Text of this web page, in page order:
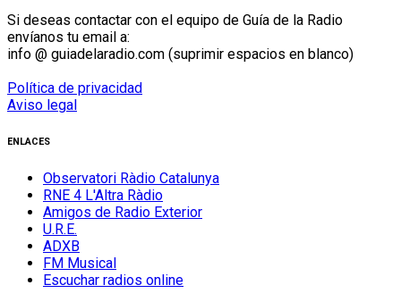
Si deseas contactar con el equipo de Guía de la Radio
envíanos tu email a:
info @ guiadelaradio.com (suprimir espacios en blanco)
Política de privacidad
Aviso legal
ENLACES
Observatori Ràdio Catalunya
RNE 4 L'Altra Ràdio
Amigos de Radio Exterior
U.R.E.
ADXB
FM Musical
Escuchar radios online